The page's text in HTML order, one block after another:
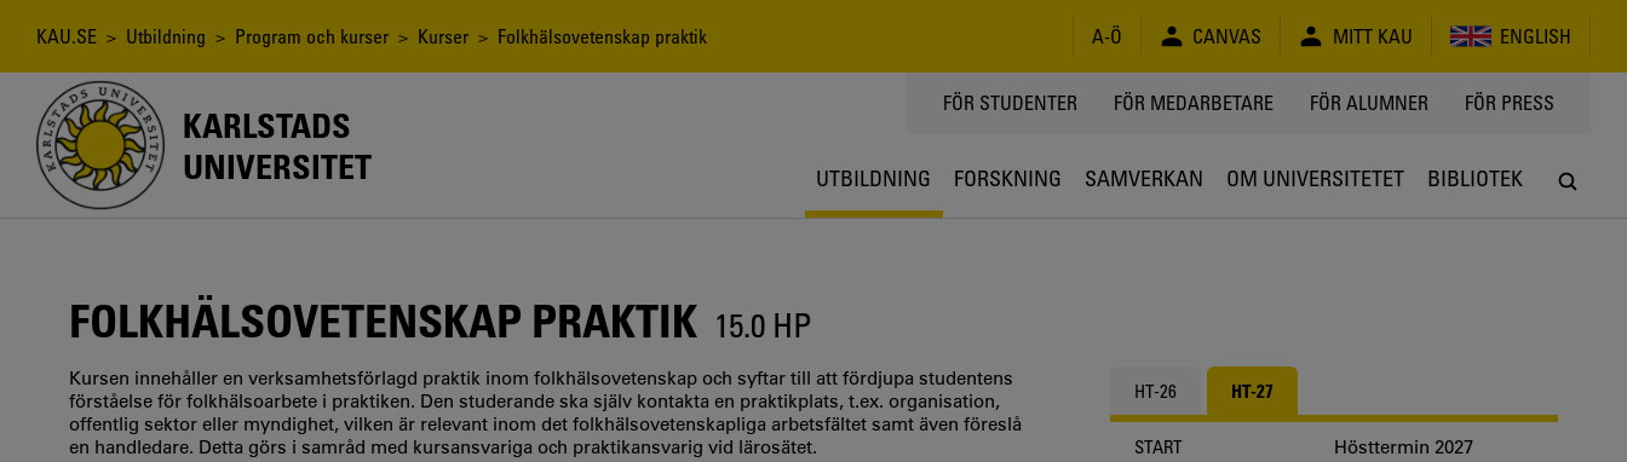
Länkstig
KAU.SE > Utbildning > Program och kurser > Kurser > Folkhälsovetenskap praktik A-Ö CANVAS MITT KAU ENGLISH
KARLSTADS
UNIVERSITET
TOPPMENY
FÖR STUDENTER FÖR MEDARBETARE FÖR ALUMNER FÖR PRESS
UTBILDNING FORSKNING SAMVERKAN OM UNIVERSITETET BIBLIOTEK
FOLKHÄLSOVETENSKAP PRAKTIK 15.0 HP
Kursen innehåller en verksamhetsförlagd praktik inom folkhälsovetenskap och syftar till att fördjupa studentens
förståelse för folkhälsoarbete i praktiken. Den studerande ska själv kontakta en praktikplats, t.ex. organisation,
offentlig sektor eller myndighet, vilken är relevant inom det folkhälsovetenskapliga arbetsfältet samt även föreslå
en handledare. Detta görs i samråd med kursansvariga och praktikansvarig vid lärosätet.
HT-26 HT-27
START Hösttermin 2027